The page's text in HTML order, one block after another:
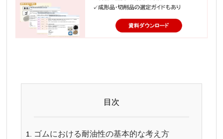
目次
ゴムにおける耐油性の基本的な考え方